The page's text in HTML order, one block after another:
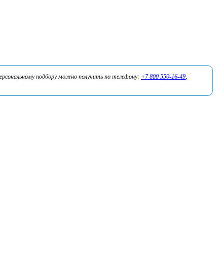
подбору можно получить по телефону: +7 800 550-16-49,